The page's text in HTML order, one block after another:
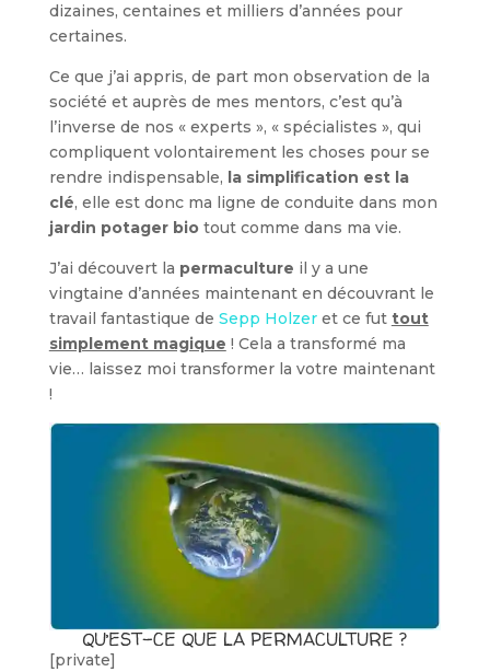
dizaines, centaines et milliers d’années pour
certaines.
Ce que j’ai appris, de part mon observation de la
société et auprès de mes mentors, c’est qu’à
l’inverse de nos « experts », « spécialistes », qui
compliquent volontairement les choses pour se
rendre indispensable, la simplification est la
clé, elle est donc ma ligne de conduite dans mon
jardin potager biotout comme dans ma vie.
J’ai découvert la permaculture il y a une
vingtaine d’années maintenant en découvrant le
travail fantastique de Sepp Holzeret ce fut tout
simplement magique ! Cela a transformé ma
vie… laissez moi transformer la votre maintenant
!
QU’EST-CE QUE LA PERMACULTURE ?
[private]